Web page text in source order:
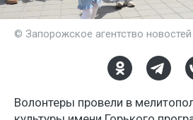
© Запорожское агентство новостей
Волонтеры провели в